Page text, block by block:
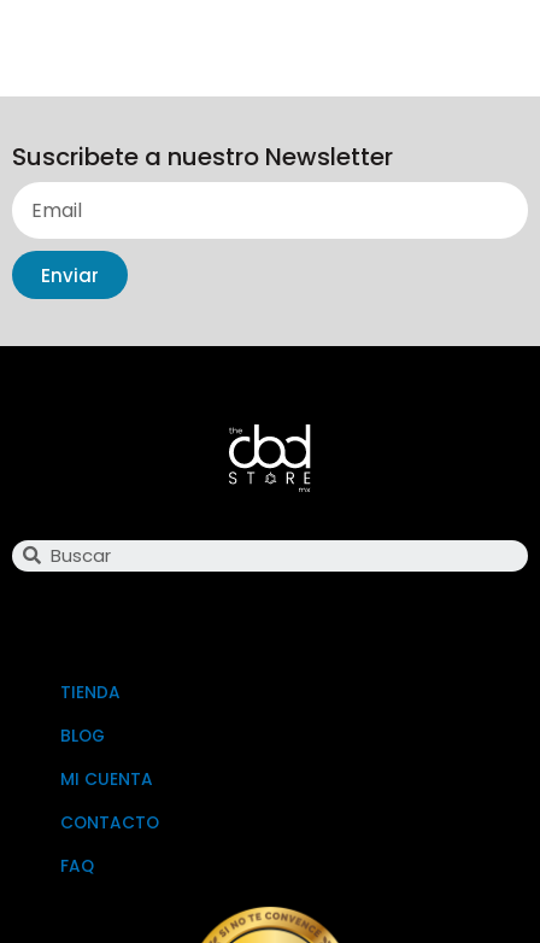
Suscribete a nuestro Newsletter
Enviar
TIENDA
BLOG
MI CUENTA
CONTACTO
FAQ